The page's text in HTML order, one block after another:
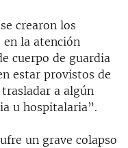
crearon los
la atención
cuerpo de guardia
estar provistos de
a algún
u hospitalaria”.
un grave colapso